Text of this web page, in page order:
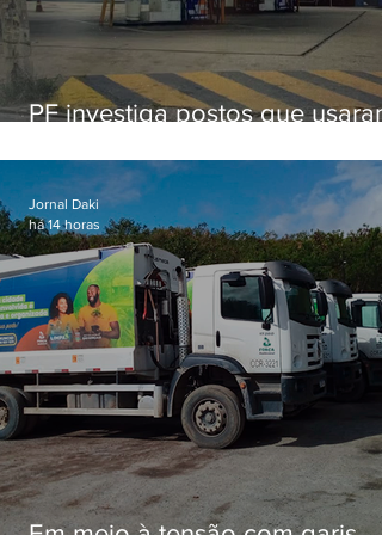
PF investiga postos que usaram
secretário morto em 2020
Jornal Daki
há 14 horas